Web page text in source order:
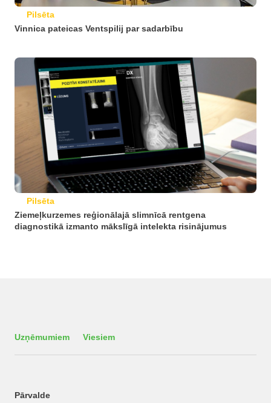
Pilsēta
Vinnica pateicas Ventspilij par sadarbību
Pilsēta
Ziemeļkurzemes reģionālajā slimnīcā rentgena
diagnostikā izmanto mākslīgā intelekta risinājumus
Uzņēmumiem Viesiem
Pārvalde